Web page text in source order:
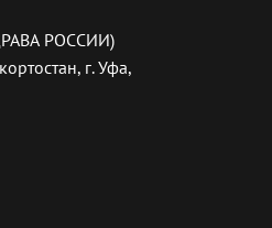
РОССИИ)
г. Уфа,